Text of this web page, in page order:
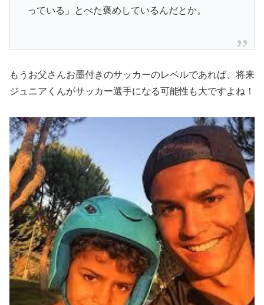
っている」とべた褒めしているんだとか。
もうお父さんお墨付きのサッカーのレベルであれば、将来
ジュニアくんがサッカー選手になる可能性も大ですよね！